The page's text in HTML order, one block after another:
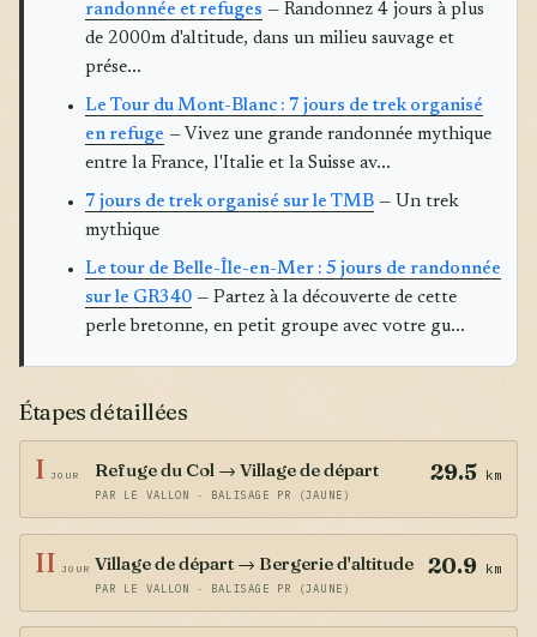
randonnée et refuges — Randonnez 4 jours à plus
de 2000m d'altitude, dans un milieu sauvage et
prése...
Le Tour du Mont-Blanc : 7 jours de trek organisé
en refuge — Vivez une grande randonnée mythique
entre la France, l'Italie et la Suisse av...
7 jours de trek organisé sur le TMB — Un trek
mythique
Le tour de Belle-Île-en-Mer : 5 jours de randonnée
sur le GR340 — Partez à la découverte de cette
perle bretonne, en petit groupe avec votre gu...
Étapes détaillées
I JOUR Refuge du Col → Village de départ
PAR LE VALLON · BALISAGE PR (JAUNE)
29.5 km
II JOUR Village de départ → Bergerie d'altitude
PAR LE VALLON · BALISAGE PR (JAUNE)
20.9 km